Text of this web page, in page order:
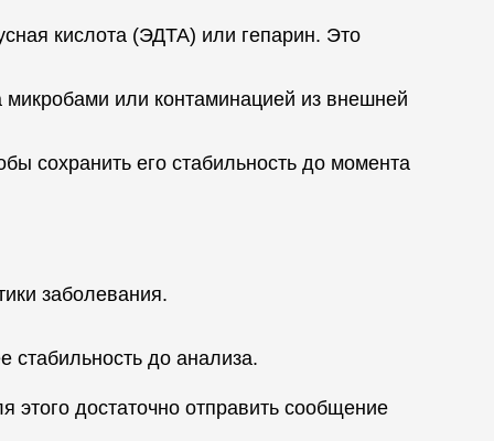
кислота (ЭДТА) или гепарин. Это
микробами или контаминацией из внешней
сохранить его стабильность до момента
заболевания.
стабильность до анализа.
достаточно отправить сообщение